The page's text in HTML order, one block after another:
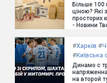
Більше 100
ціною? Які
просторих
- Новини
#Харків #
#Київська
Динамо с
на второй